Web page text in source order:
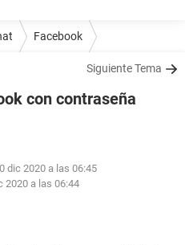
Facebook
Siguiente Tema
con contraseña
dic 2020 a las 06:45
2020 a las 06:44